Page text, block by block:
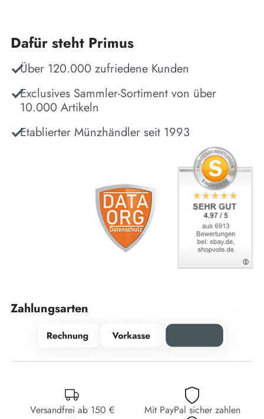
Dafür steht Primus
Über 120.000 zufriedene Kunden
Exclusives Sammler-Sortiment von über
10.000 Artikeln
Etablierter Münzhändler seit 1993
Zahlungsarten
Versandfrei ab 150 € Mit PayPal sicher zahlen